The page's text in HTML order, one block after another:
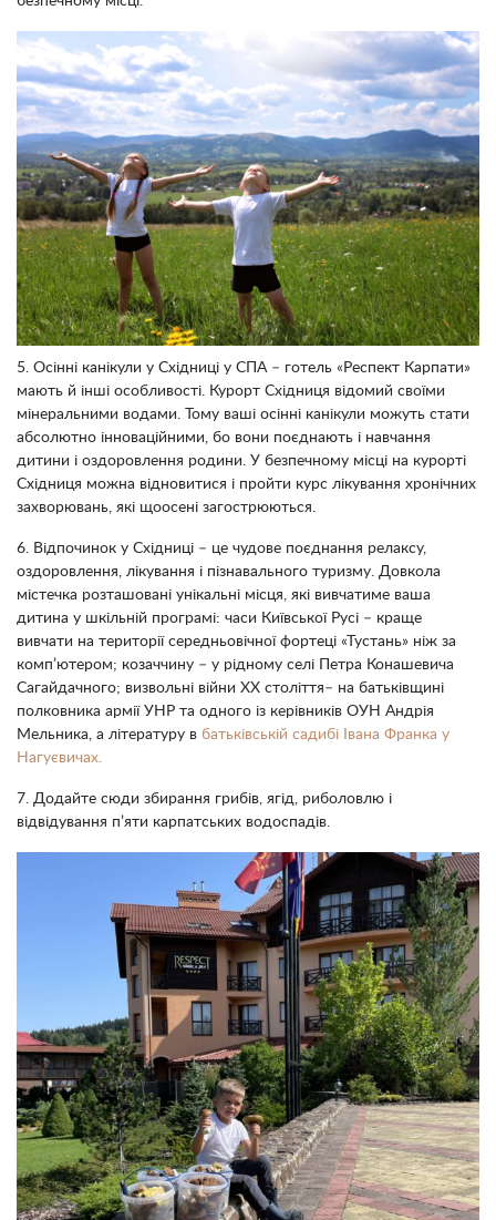
5. Осінні канікули у Східниці у СПА – готель «Респект Карпати»
мають й інші особливості. Курорт Східниця відомий своїми
мінеральними водами. Тому ваші осінні канікули можуть стати
абсолютно інноваційними, бо вони поєднають і навчання
дитини і оздоровлення родини. У безпечному місці на курорті
Східниця можна відновитися і пройти курс лікування хронічних
захворювань, які щоосені загострюються.
6. Відпочинок у Східниці – це чудове поєднання релаксу,
оздоровлення, лікування і пізнавального туризму. Довкола
містечка розташовані унікальні місця, які вивчатиме ваша
дитина у шкільній програмі: часи Київської Русі – краще
вивчати на території середньовічної фортеці «Тустань» ніж за
комп’ютером; козаччину – у рідному селі Петра Конашевича
Сагайдачного; визвольні війни ХХ століття– на батьківщині
полковника армії УНР та одного із керівників ОУН Андрія
Мельника, а літературу в батьківській садибі Івана Франка у
Нагуєвичах.
7. Додайте сюди збирання грибів, ягід, риболовлю і
відвідування п’яти карпатських водоспадів.